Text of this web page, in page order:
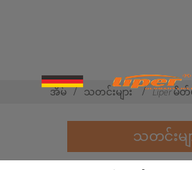
အိမ် သတင်းများ Liper မိ
သတင်းမျ